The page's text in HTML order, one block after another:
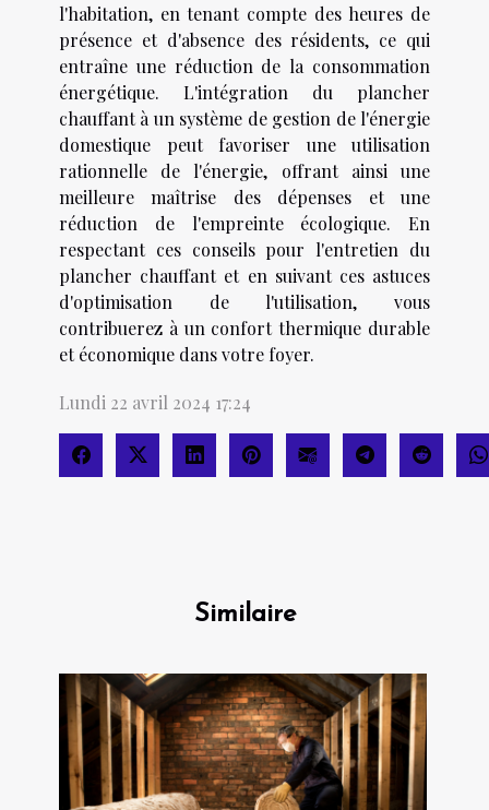
l'habitation, en tenant compte des heures de
présence et d'absence des résidents, ce qui
entraîne une réduction de la consommation
énergétique. L'intégration du plancher
chauffant à un système de gestion de l'énergie
domestique peut favoriser une utilisation
rationnelle de l'énergie, offrant ainsi une
meilleure maîtrise des dépenses et une
réduction de l'empreinte écologique. En
respectant ces conseils pour l'entretien du
plancher chauffant et en suivant ces astuces
d'optimisation de l'utilisation, vous
contribuerez à un confort thermique durable
et économique dans votre foyer.
Lundi 22 avril 2024 17:24
Similaire